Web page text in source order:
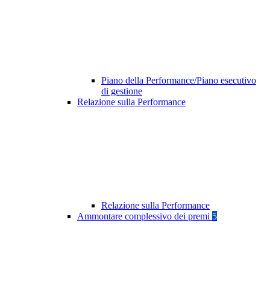
Piano della Performance/Piano esecutivo
di gestione
Relazione sulla Performance
Relazione sulla Performance
Ammontare complessivo dei premi 5